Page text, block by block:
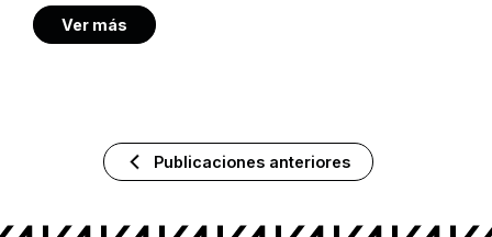
Ver más
Publicaciones anteriores